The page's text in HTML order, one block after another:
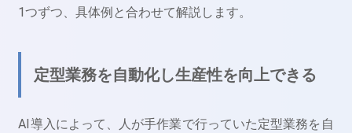
1つずつ、具体例と合わせて解説します。
定型業務を自動化し生産性を向上できる
AI導入によって、人が手作業で行っていた定型業務を自